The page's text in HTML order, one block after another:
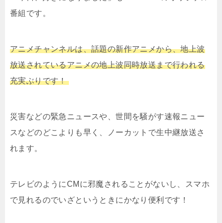
番組です。
アニメチャンネルは、話題の新作アニメから、地上波
放送されているアニメの地上波同時放送まで行われる
充実ぶりです！
災害などの緊急ニュースや、世間を騒がす速報ニュー
スなどのどこよりも早く、ノーカットで生中継放送さ
れます。
テレビのようにCMに邪魔されることがないし、スマホ
で見れるのでいざというときにかなり便利です！